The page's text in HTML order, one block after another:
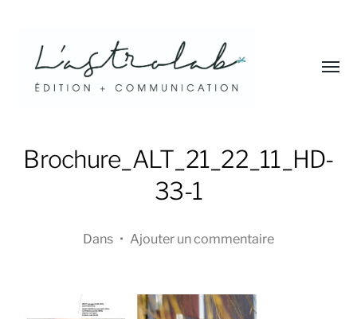
Brochure_ALT_21_22_11_HD-
33-1
Dans • Ajouter un commentaire